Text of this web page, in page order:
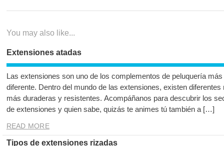
You may also like...
Extensiones atadas
Las extensiones son uno de los complementos de peluquería
diferente. Dentro del mundo de las extensiones, existen
más duraderas y resistentes. Acompáñanos para descubrir los
de extensiones y quien sabe, quizás te animes tú también a […]
READ MORE
Tipos de extensiones rizadas